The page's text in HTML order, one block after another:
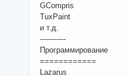
GCompris
TuxPaint
и т.д.
-----------
Программирование
============
Lazarus